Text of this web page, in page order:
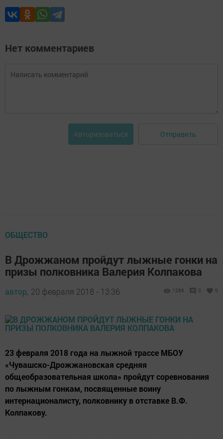
Нет комментариев
Авторизоваться Отправить
ОБЩЕСТВО
В Дрожжаном пройдут лыжные гонки на
призы полковника Валерия Колпакова
автор, 20 февраля 2018 - 13:36 1266 0 0
23 февраля 2018 года на лыжной трассе МБОУ
«Чувашско-Дрожжановская средняя
общеобразовательная школа» пройдут соревнования
по лыжным гонкам, посвященные воину
интернационалисту, полковнику в отставке В.Ф.
Колпакову.